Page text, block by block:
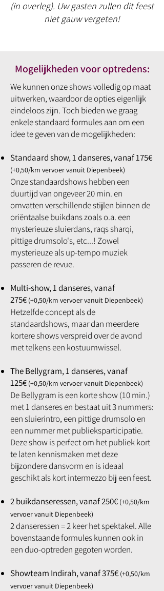
(in overleg). Uw gasten zullen dit feest
niet gauw vergeten!
Mogelijkheden voor optredens:
We kunnen onze shows volledig op maat
uitwerken, waardoor de opties eigenlijk
eindeloos zijn. Toch bieden we graag
enkele standaard formules aan om een
idee te geven van de mogelijkheden:
Standaard show, 1 danseres, vanaf 175€
(+0,50/km vervoer vanuit Diepenbeek)
Onze standaardshows hebben een
duurtijd van ongeveer 20 min. en
omvatten verschillende stijlen binnen de
oriëntaalse buikdans zoals o.a. een
mysterieuze sluierdans, raqs sharqi,
pittige drumsolo's, etc...! Zowel
mysterieuze als up-tempo muziek
passeren de revue.
Multi-show, 1 danseres, vanaf
275€ (+0,50/km vervoer vanuit Diepenbeek)
Hetzelfde concept als de
standaardshows, maar dan meerdere
kortere shows verspreid over de avond
met telkens een kostuumwissel.
The Bellygram, 1 danseres, vanaf
125€ (+0,50/km vervoer vanuit Diepenbeek)
De Bellygram is een korte show (10 min.)
met 1 danseres en bestaat uit 3 nummers:
een sluierintro, een pittige drumsolo en
een nummer met publieksparticipatie.
Deze show is perfect om het publiek kort
te laten kennismaken met deze
bijzondere dansvorm en is ideaal
geschikt als kort intermezzo bij een feest.
2 buikdanseressen, vanaf 250€ (+0,50/km
vervoer vanuit Diepenbeek)
2 danseressen = 2 keer het spektakel. Alle
bovenstaande formules kunnen ook in
een duo-optreden gegoten worden.
Showteam Indirah, vanaf 375€ (+0,50/km
vervoer vanuit Diepenbeek)